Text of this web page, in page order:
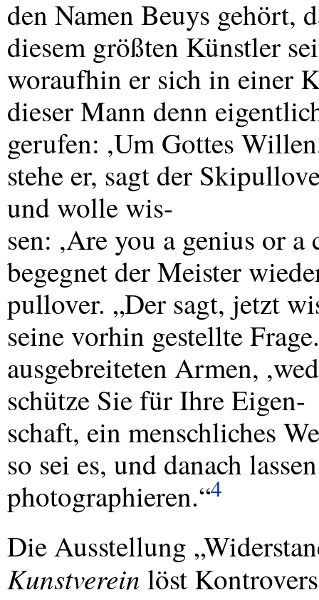
den Namen Beuys gehört,
diesem größten Künstler
woraufhin er sich in einer
dieser Mann denn
gerufen: ,Um Gottes
stehe er, sagt der
und wolle wis-
sen: ,Are you a genius or a
begegnet der Meister
pullover. „Der sagt, jetzt
seine vorhin gestellte
ausgebreiteten Armen,
schütze Sie für Ihre Eigen-
schaft, ein menschliches
so sei es, und danach
photographieren.“4
Die Ausstellung
Kunstverein löst